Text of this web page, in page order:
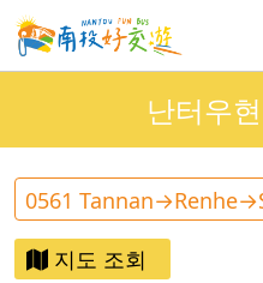
난터우
0561
지도 조회